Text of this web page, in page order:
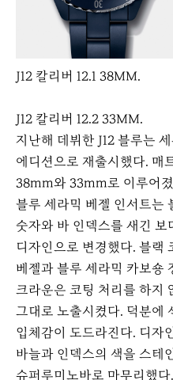
J12 칼리버 12.1 38MM.
J12 칼리버 12.2 33MM.
지난해 데뷔한 J12 블루는
에디션으로 재출시했다. 매
38mm와 33mm로 이루어
블루 세라믹 베젤 인서트는
숫자와 바 인덱스를 새긴 보
디자인으로 변경했다. 블랙
베젤과 블루 세라믹 카보숑
크라운은 코팅 처리를 하지
그대로 노출시켰다. 덕분에
입체감이 도드라진다. 디자
바늘과 인덱스의 색을 스테
슈퍼루미노바로 마무리했